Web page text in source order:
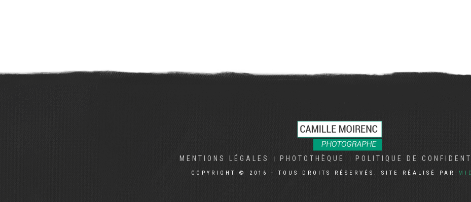
MENTIONS LÉGALES PHOTOTHÈQUE POLITIQUE DE
COPYRIGHT © 2016 - TOUS DROITS RÉSERVÉS. SITE RÉALISÉ PAR